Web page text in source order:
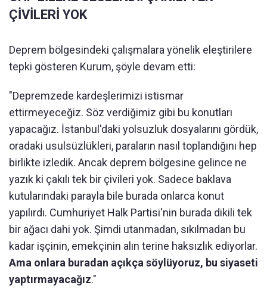
ÇİVİLERİ YOK
Deprem bölgesindeki çalışmalara yönelik eleştirilere
tepki gösteren Kurum, şöyle devam etti:
"Depremzede kardeşlerimizi istismar
ettirmeyeceğiz. Söz verdiğimiz gibi bu konutları
yapacağız. İstanbul'daki yolsuzluk dosyalarını gördük,
oradaki usulsüzlükleri, paraların nasıl toplandığını hep
birlikte izledik. Ancak deprem bölgesine gelince ne
yazık ki çakılı tek bir çivileri yok. Sadece baklava
kutularındaki parayla bile burada onlarca konut
yapılırdı. Cumhuriyet Halk Partisi'nin burada dikili tek
bir ağacı dahi yok. Şimdi utanmadan, sıkılmadan bu
kadar işçinin, emekçinin alın terine haksızlık ediyorlar.
Ama onlara buradan açıkça söylüyoruz, bu siyaseti
yaptırmayacağız."